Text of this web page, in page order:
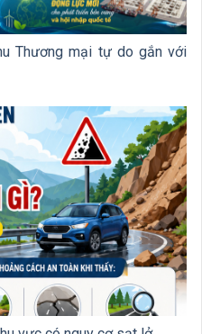
Thương mại tự do gắn với